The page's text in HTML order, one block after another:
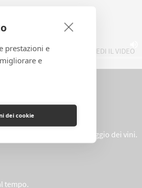
prestazioni e
e
dei cookie
VEDI IL VIDEO
vigneto fino all’assemblaggio dei vini.
tempo.